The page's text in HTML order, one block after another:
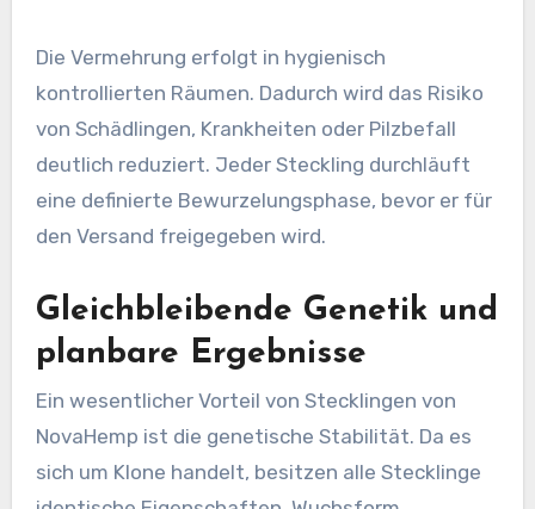
Die Vermehrung erfolgt in hygienisch
kontrollierten Räumen. Dadurch wird das Risiko
von Schädlingen, Krankheiten oder Pilzbefall
deutlich reduziert. Jeder Steckling durchläuft
eine definierte Bewurzelungsphase, bevor er für
den Versand freigegeben wird.
Gleichbleibende Genetik und
planbare Ergebnisse
Ein wesentlicher Vorteil von Stecklingen von
NovaHemp ist die genetische Stabilität. Da es
sich um Klone handelt, besitzen alle Stecklinge